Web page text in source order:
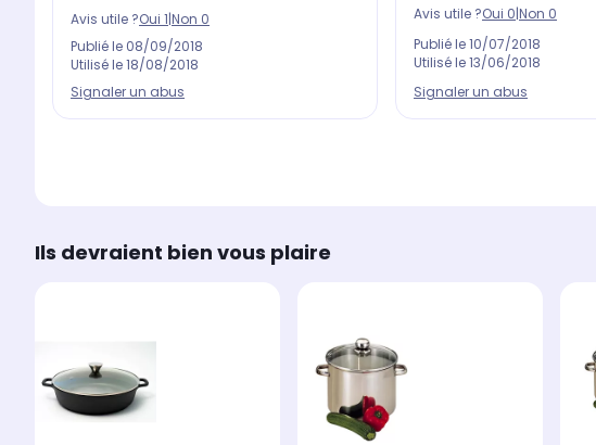
Avis utile ?Oui 1|Non 0
Publié le 08/09/2018
Utilisé le18/08/2018
Signaler un abus
Avis utile ?Oui 0|Non 0
Publié le10/07/2018
Utilisé le13/06/2018
Signaler un abus
Ils devraient bien vous plaire